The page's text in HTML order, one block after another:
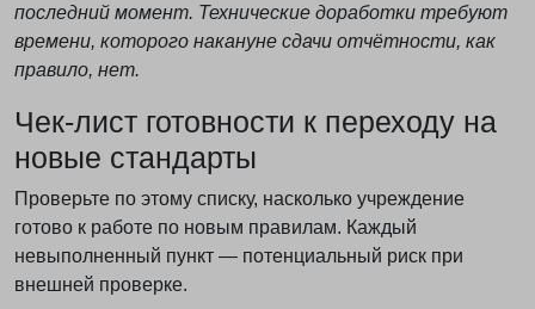
последний момент. Технические доработки требуют
времени, которого накануне сдачи отчётности, как
правило, нет.
Чек-лист готовности к переходу на
новые стандарты
Проверьте по этому списку, насколько учреждение
готово к работе по новым правилам. Каждый
невыполненный пункт — потенциальный риск при
внешней проверке.